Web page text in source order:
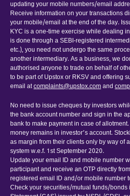
updating your mobile numbers/email
Receive information on your transactions
your mobile/email at the end of the day.
KYC is a one-time exercise while dealing
is done through a SEBI-registered
etc.), you need not undergo the same
another intermediary. As a business, we
authorised anyone to trade on behalf of
to be part of Upstox or RKSV and offering
email atcomplaints@upstox.comand
No need to issue cheques by investors
the bank account number and sign in the
bank to make payment in case of
money remains in investor’s account.
as margin from their clients only by way of
system w.e.f. 1st September 2020.
Update your email ID and mobile number
participant and receive an OTP directly
registered email ID and/or mobile number
Check your securities/mutual funds/bonds